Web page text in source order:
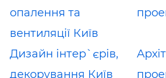
опалення та
вентиляції Київ
Дизайн інтер`єрів,
декорування Київ